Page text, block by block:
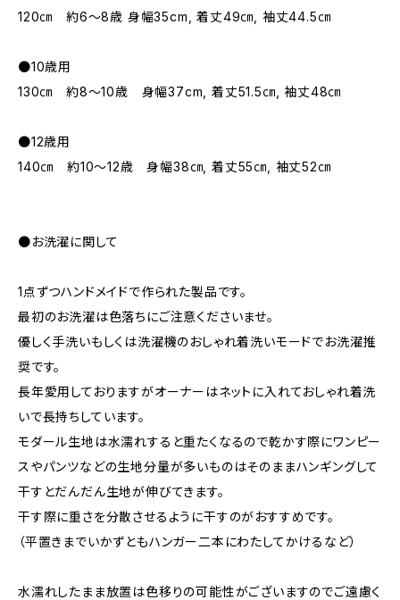
120㎝ 約6～8歳 身幅35cm, 着丈49㎝, 袖丈44.5㎝
●10歳用
130㎝ 約8～10歳 身幅37cm, 着丈51.5㎝, 袖丈48㎝
●12歳用
140㎝ 約10～12歳 身幅38㎝, 着丈55㎝, 袖丈52㎝
●お洗濯に関して
1点ずつハンドメイドで作られた製品です。
最初のお洗濯は色落ちにご注意くださいませ。
優しく手洗いもしくは洗濯機のおしゃれ着洗いモードでお洗濯推
奨です。
長年愛用しておりますがオーナーはネットに入れておしゃれ着洗
いで長持ちしています。
モダール生地は水濡れすると重たくなるので乾かす際にワンピー
スやパンツなどの生地分量が多いものはそのままハンギングして
干すとだんだん生地が伸びてきます。
干す際に重さを分散させるように干すのがおすすめです。
（平置きまでいかずともハンガー二本にわたしてかけるなど）
水濡れしたまま放置は色移りの可能性がございますのでご遠慮く